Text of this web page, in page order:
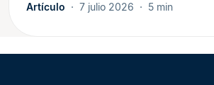
Artículo 7 julio 2026 5 min